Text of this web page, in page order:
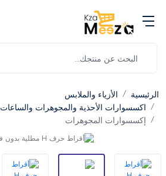
الرئيسية
الأزياء والملابس
اكسسوارات الأحذية والمجوهرات والساعات
إكسسوارات المجوهرات